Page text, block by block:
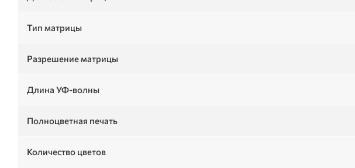
Тип матрицы
Разрешение матрицы
Длина УФ-волны
Полноцветная печать
Количество цветов